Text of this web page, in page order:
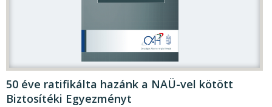
50 éve ratifikálta hazánk a NAÜ-vel kötött
Biztosítéki Egyezményt